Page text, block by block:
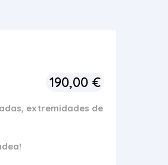
190,00 €
extremidades de